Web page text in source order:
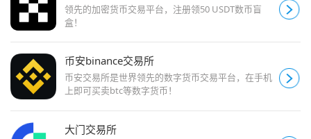
领先的加密货币交易平台，注册领50 USDT数币盲
盒！
币安binance交易所
币安交易所是世界领先的数字货币交易平台，在手机
上即可买卖btc等数字货币！
大门交易所